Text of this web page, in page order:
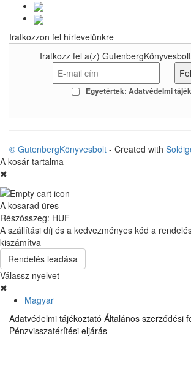
Iratkozzon fel hírlevelünkre
Iratkozz fel a(z)
Egyetértek: Adatvédelmi
© GutenbergKönyvesbolt - Created with
A kosár tartalma
✖
A kosarad üres
Részösszeg: HUF
A szállítási díj és a kedvezményes kód a
kiszámítva
Rendelés leadása
Válassz nyelvet
✖
Magyar
Adatvédelmi tájékoztató Általános szerződési
Pénzvisszatérítési eljárás